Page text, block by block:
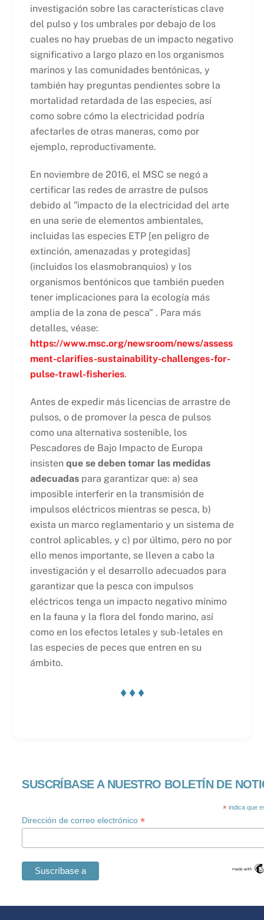
investigación sobre las características clave
del pulso y los umbrales por debajo de los
cuales no hay pruebas de un impacto negativo
significativo a largo plazo en los organismos
marinos y las comunidades bentónicas, y
también hay preguntas pendientes sobre la
mortalidad retardada de las especies, así
como sobre cómo la electricidad podría
afectarles de otras maneras, como por
ejemplo, reproductivamente.
En noviembre de 2016, el MSC se negó a
certificar las redes de arrastre de pulsos
debido al "impacto de la electricidad del arte
en una serie de elementos ambientales,
incluidas las especies ETP [en peligro de
extinción, amenazadas y protegidas]
(incluidos los elasmobranquios) y los
organismos bentónicos que también pueden
tener implicaciones para la ecología más
amplia de la zona de pesca" . Para más
detalles, véase:
https://www.msc.org/newsroom/news/assess
ment-clarifies-sustainability-challenges-for-
pulse-trawl-fisheries.
Antes de expedir más licencias de arrastre de
pulsos, o de promover la pesca de pulsos
como una alternativa sostenible, los
Pescadores de Bajo Impacto de Europa
insisten que se deben tomar las medidas
adecuadaspara garantizar que: a) sea
imposible interferir en la transmisión de
impulsos eléctricos mientras se pesca, b)
exista un marco reglamentario y un sistema de
control aplicables, y c) por último, pero no por
ello menos importante, se lleven a cabo la
investigación y el desarrollo adecuados para
garantizar que la pesca con impulsos
eléctricos tenga un impacto negativo mínimo
en la fauna y la flora del fondo marino, así
como en los efectos letales y sub-letales en
las especies de peces que entren en su
ámbito.
♦ ♦ ♦
SUSCRÍBASE A NUESTRO BOLETÍN DE
* indica que
Dirección de correo electrónico*
Swedish